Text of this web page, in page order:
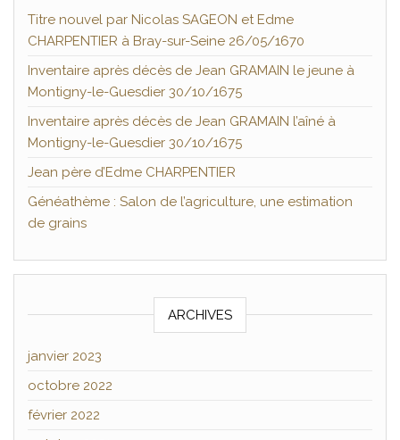
Titre nouvel par Nicolas SAGEON et Edme
CHARPENTIER à Bray-sur-Seine 26/05/1670
Inventaire après décès de Jean GRAMAIN le jeune à
Montigny-le-Guesdier 30/10/1675
Inventaire après décès de Jean GRAMAIN l’aîné à
Montigny-le-Guesdier 30/10/1675
Jean père d’Edme CHARPENTIER
Généathème : Salon de l’agriculture, une estimation
de grains
ARCHIVES
janvier 2023
octobre 2022
février 2022